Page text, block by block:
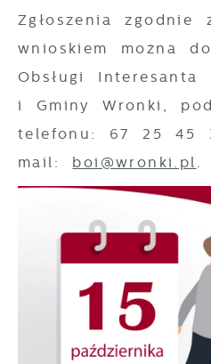
Zgłoszenia zgodnie
wnioskiem można
Obsługi Interesanta
i Gminy Wronki,
telefonu: 67 25 45
mail: boi@wronki.pl .
partnerami oraz innych
postaci wiadomości,
mediów